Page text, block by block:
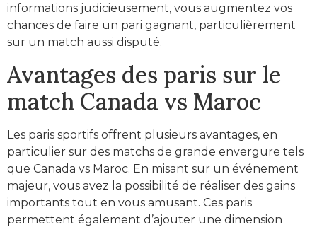
informations judicieusement, vous augmentez vos
chances de faire un pari gagnant, particulièrement
sur un match aussi disputé.
Avantages des paris sur le
match Canada vs Maroc
Les paris sportifs offrent plusieurs avantages, en
particulier sur des matchs de grande envergure tels
que Canada vs Maroc. En misant sur un événement
majeur, vous avez la possibilité de réaliser des gains
importants tout en vous amusant. Ces paris
permettent également d’ajouter une dimension